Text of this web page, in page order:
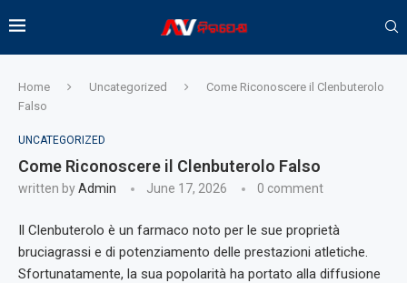
Home Uncategorized
Come Riconoscere il Clenbuterolo
Falso
UNCATEGORIZED
Come Riconoscere il Clenbuterolo Falso
written byAdmin June 17, 2026 0 comment
Il Clenbuterolo è un farmaco noto per le sue proprietà
bruciagrassi e di potenziamento delle prestazioni atletiche.
Sfortunatamente, la sua popolarità ha portato alla diffusione